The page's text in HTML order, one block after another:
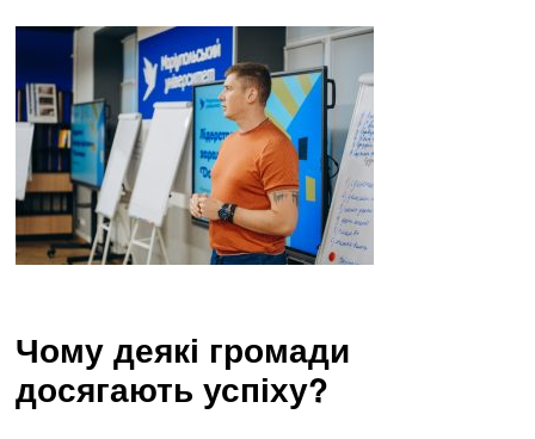
Чому деякі громади
досягають успіху?